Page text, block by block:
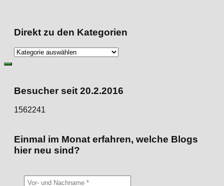
Direkt zu den Kategorien
Direkt
Besucher seit 20.2.2016
1562241
Einmal im Monat erfahren, welche Blogs
hier neu sind?